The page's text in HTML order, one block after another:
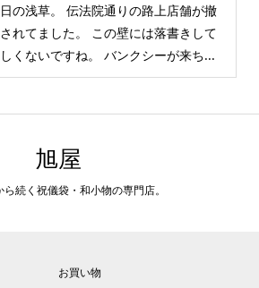
の浅草。 伝法院通りの路上店舗が撤
れてました。 この壁には落書きして
くないですね。 バンクシーが来ち...
旭屋
続く祝儀袋・和小物の専門店。
お買い物